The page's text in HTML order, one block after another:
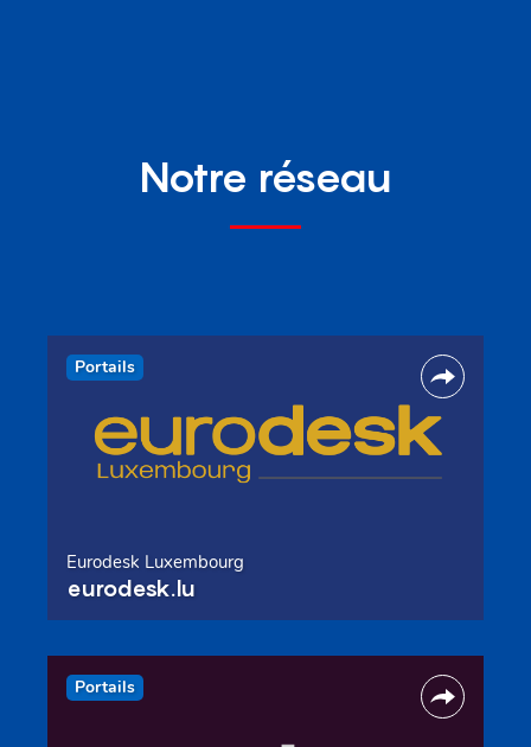
Notre réseau
Portails
Eurodesk Luxembourg
eurodesk.lu
Portails